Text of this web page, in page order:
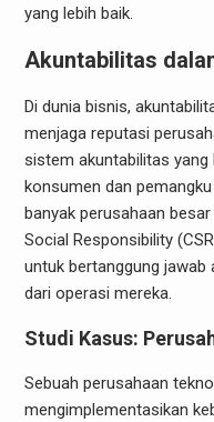
yang lebih baik.
Akuntabilitas
Di dunia bisnis,
menjaga reputasi
sistem akuntabilitas yang
konsumen dan
banyak perusahaan
Social Responsibility
untuk bertanggung jawab
dari operasi mereka.
Studi Kasus:
Sebuah perusahaan
mengimplementasikan